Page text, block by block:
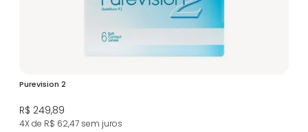
Purevision 2
R$ 249,89
4X de R$ 62,47 sem juros